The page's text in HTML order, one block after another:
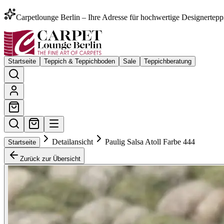
Carpetlounge Berlin – Ihre Adresse für hochwertige
Startseite Teppich & Teppichboden Sale Teppichberatung
Startseite Detailansicht Paulig Salsa Atoll Farbe 444
Zurück zur Übersicht